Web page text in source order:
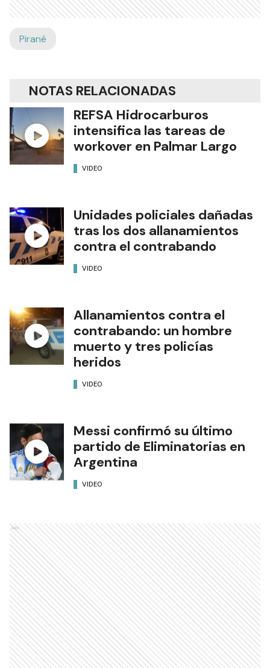
Pirané
NOTAS RELACIONADAS
REFSA Hidrocarburos
intensifica las tareas de
workover en Palmar Largo
VIDEO
Unidades policiales dañadas
tras los dos allanamientos
contra el contrabando
VIDEO
Allanamientos contra el
contrabando: un hombre
muerto y tres policías
heridos
VIDEO
Messi confirmó su último
partido de Eliminatorias en
Argentina
VIDEO
Ads